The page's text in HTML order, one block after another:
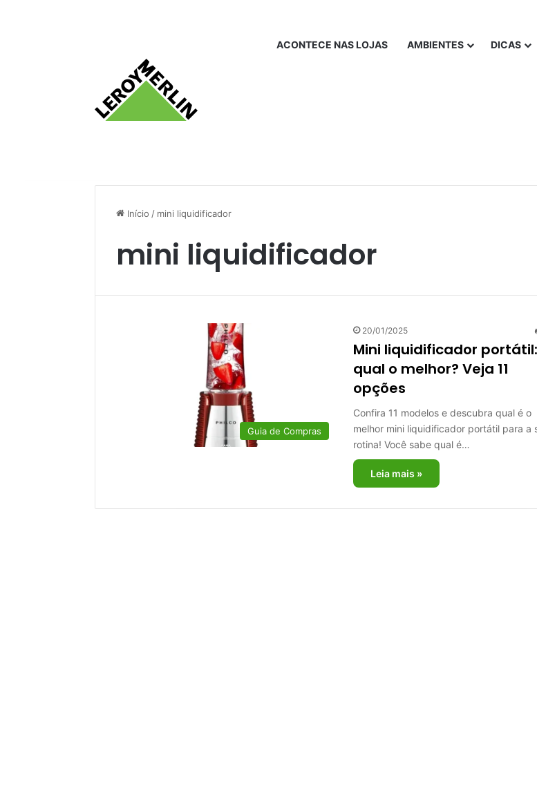
ACONTECE NAS LOJAS AMBIENTES DICAS
Início / mini liquidificador
mini liquidificador
Guia de Compras
20/01/2025
Mini liquidificador portátil:
qual o melhor? Veja 11
opções
Confira 11 modelos e descubra qual é o
melhor mini liquidificador portátil para a
rotina! Você sabe qual é…
Leia mais »